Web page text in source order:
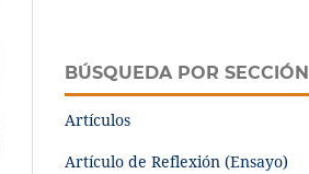
BÚSQUEDA POR SECCIÓN
Artículos
Artículo de Reflexión (Ensayo)